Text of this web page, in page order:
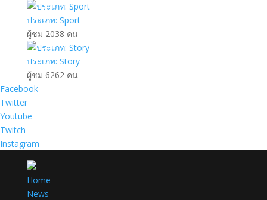
ประเภท: Sport
ผู้ชม 2038 คน
ประเภท: Story
ผู้ชม 6262 คน
Facebook
Twitter
Youtube
Twitch
Instagram
Home
News